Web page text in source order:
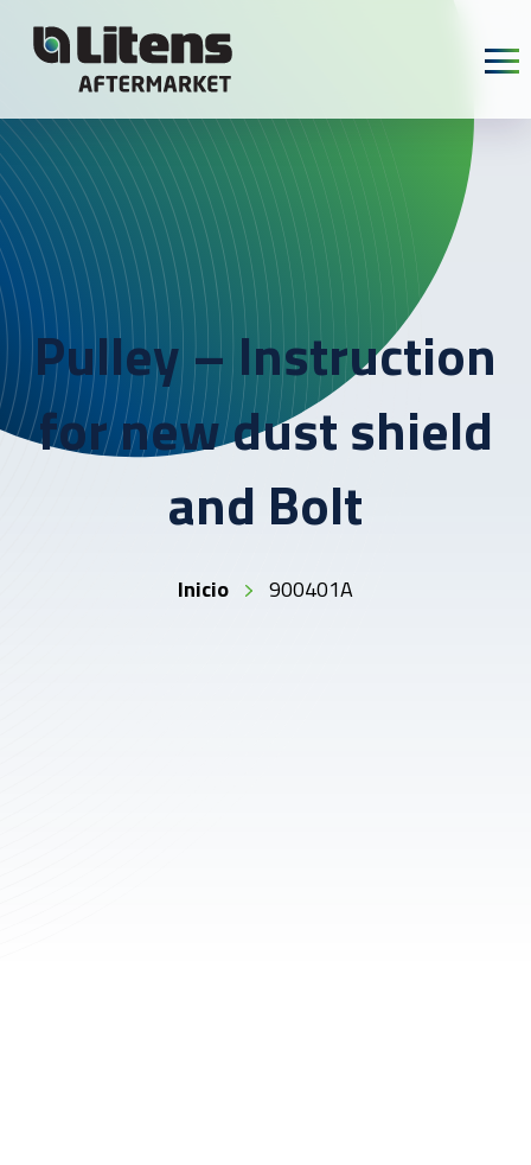
Pulley – Instruction
for new dust shield
and Bolt
Inicio 900401A